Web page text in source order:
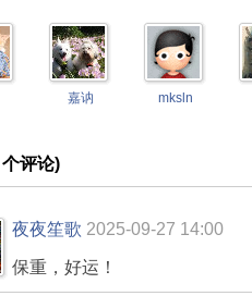
嘉讷 mksln
个评论)
夜夜笙歌 2025-09-27 14:00
保重，好运！